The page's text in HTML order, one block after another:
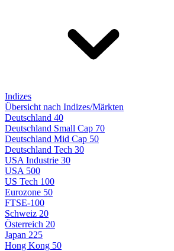
Indizes
Übersicht nach Indizes/Märkten
Deutschland 40
Deutschland Small Cap 70
Deutschland Mid Cap 50
Deutschland Tech 30
USA Industrie 30
USA 500
US Tech 100
Eurozone 50
FTSE-100
Schweiz 20
Österreich 20
Japan 225
Hong Kong 50